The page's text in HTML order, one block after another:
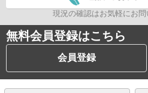
現況の確認はお気軽にお問
無料会員登録はこちら
会員登録